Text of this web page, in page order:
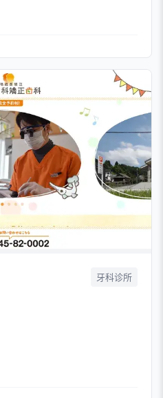
牙科诊所